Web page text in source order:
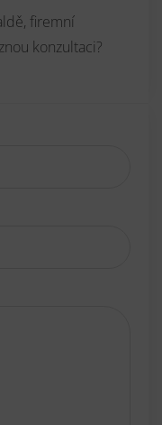
firemní
konzultaci?